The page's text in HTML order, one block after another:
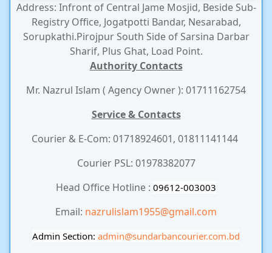
Address: Infront of Central Jame Mosjid, Beside Sub-
Registry Office, Jogatpotti Bandar, Nesarabad,
Sorupkathi.Pirojpur South Side of Sarsina Darbar
Sharif, Plus Ghat, Load Point.
Authority Contacts
Mr. Nazrul Islam ( Agency Owner ): 01711162754
Service & Contacts
Courier & E-Com: 01718924601, 01811141144
Courier PSL: 01978382077
Head Office Hotline : 09612-003003
Email: nazrulislam1955@gmail.com
Admin Section: admin@sundarbancourier.com.bd